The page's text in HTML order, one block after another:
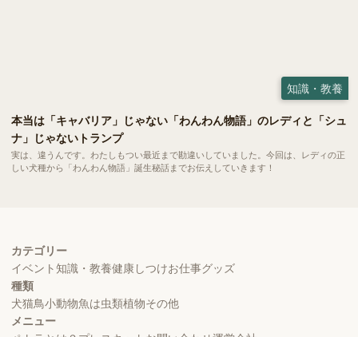
知識・教養
本当は「キャバリア」じゃない「わんわん物語」のレディと「シュ
ナ」じゃないトランプ
実は、違うんです。わたしもつい最近まで勘違いしていました。今回は、レディの正
しい犬種から「わんわん物語」誕生秘話までお伝えしていきます！
カテゴリー
イベント知識・教養健康しつけお仕事グッズ
種類
犬猫鳥小動物魚は虫類植物その他
メニュー